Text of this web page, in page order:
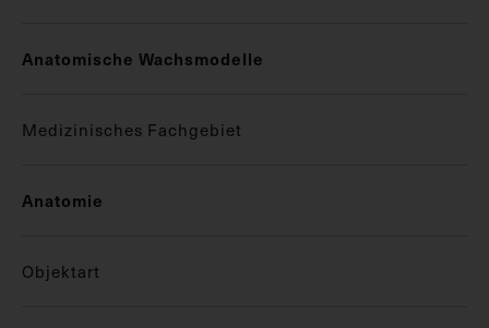
Anatomische Wachsmodelle
Medizinisches Fachgebiet
Anatomie
Objektart